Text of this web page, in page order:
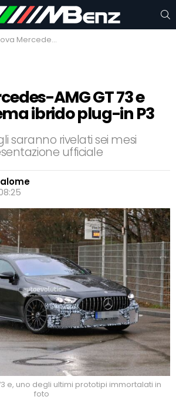
AMG GT 73 e avrà il sistema ibrido plug-in P3
AMG GT 73 e
ibrido plug-in P3
saranno rivelati sei mesi
ufficiale
e, uno degli ultimi prototipi immortalati in
foto